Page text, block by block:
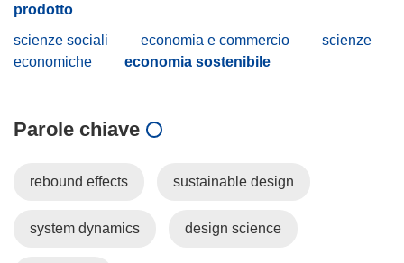
prodotto
scienze sociali
economia e commercio
scienze
economiche
economia sostenibile
Parole chiave
rebound effects sustainable design
system dynamics design science